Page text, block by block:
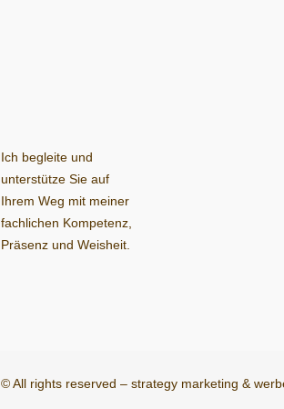
Ich begleite und
unterstütze Sie auf
Ihrem Weg mit meiner
fachlichen Kompetenz,
Präsenz und Weisheit.
© All rights reserved – strategy marketing &